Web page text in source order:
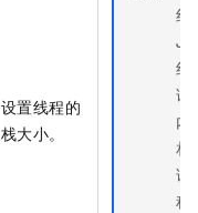
设置线程的
栈大小。
线
线
请
内
相
该
程